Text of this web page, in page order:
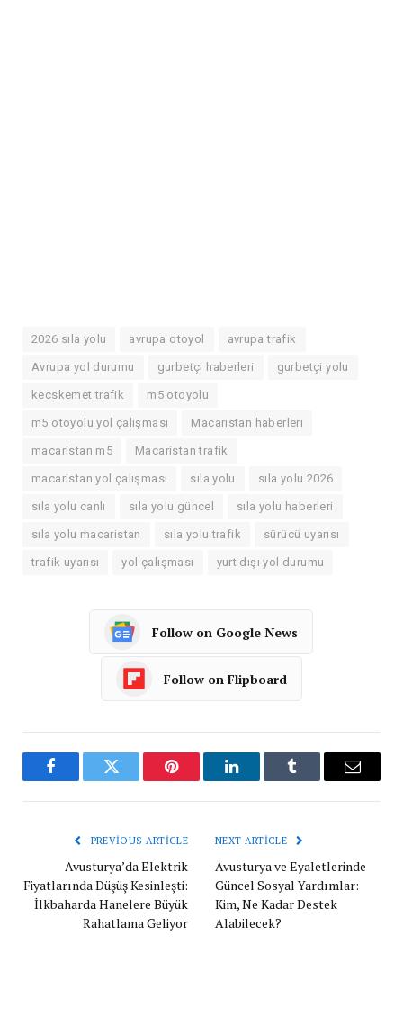
2026 sıla yolu avrupa otoyol avrupa trafik
Avrupa yol durumu gurbetçi haberleri gurbetçi yolu
kecskemet trafik m5 otoyolu
m5 otoyolu yol çalışması Macaristan haberleri
macaristan m5 Macaristan trafik
macaristan yol çalışması sıla yolu sıla yolu 2026
sıla yolu canlı sıla yolu güncel sıla yolu haberleri
sıla yolu macaristan sıla yolu trafik sürücü uyarısı
trafik uyarısı yol çalışması yurt dışı yol durumu
Follow on Google News
Follow on Flipboard
FacebookTwitter Pinterest LinkedInTumblr Email
PREVIOUS ARTICLE
Avusturya’da Elektrik
Fiyatlarında Düşüş Kesinleşti:
İlkbaharda Hanelere Büyük
Rahatlama Geliyor
NEXT ARTICLE
Avusturya ve Eyaletlerinde
Güncel Sosyal Yardımlar:
Kim, Ne Kadar Destek
Alabilecek?